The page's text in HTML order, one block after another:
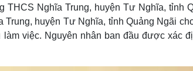
Thế giới thể thao
eSports
Hậu trường
Tư vấn
Sân khấu - Điện ảnh
Nghệ sĩ
THCS Nghĩa Trung, huyện Tư Nghĩa, tỉnh
huyện Tư Nghĩa, tỉnh Quảng Ngãi
việc. Nguyên nhân ban đầu được xác